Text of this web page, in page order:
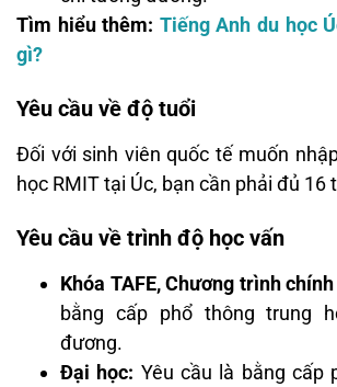
Tìm hiểu thêm: Tiếng Anh du học
gì?
Yêu cầu về độ tuổi
Đối với sinh viên quốc tế muốn
học RMIT tại Úc, bạn cần phải đủ 16
Yêu cầu về trình độ học vấn
Khóa TAFE, Chương trình
bằng cấp phổ thông trung
đương.
Đại học: Yêu cầu là bằng cấp